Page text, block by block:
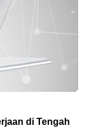
di Tengah